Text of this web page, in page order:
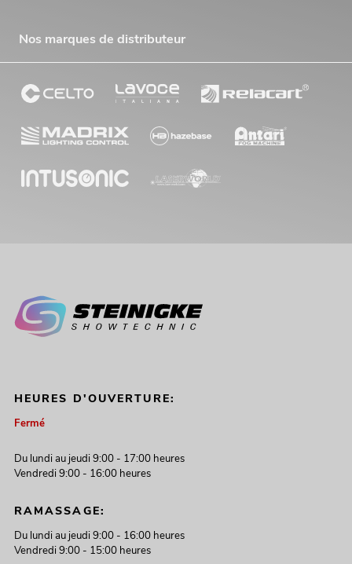
Nos marques de distributeur
HEURES D'OUVERTURE:
Fermé
Du lundi au jeudi 9:00 - 17:00 heures
Vendredi 9:00 - 16:00 heures
RAMASSAGE:
Du lundi au jeudi 9:00 - 16:00 heures
Vendredi 9:00 - 15:00 heures